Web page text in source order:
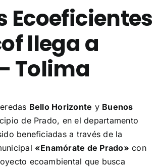
Ecoeficientes
llega a
Tolima
Bello Horizonte y Buenos
de Prado, en el departamento
beneficiadas a través de la
«Enamórate de Prado» con
ecoambiental que busca